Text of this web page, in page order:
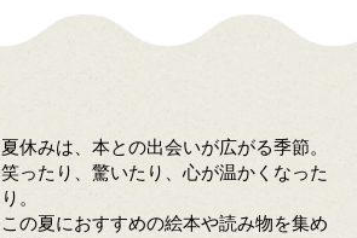
夏休みは、本との出会いが広がる季節。
笑ったり、驚いたり、心が温かくなった
り。
この夏におすすめの絵本や読み物を集め